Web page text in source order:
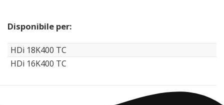
Disponibile per:
HDi 18K400 TC
HDi 16K400 TC